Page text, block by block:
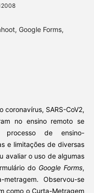
Google Forms,
coronavírus, SARS-CoV2,
no ensino remoto se
de ensino-
e limitações de diversas
avaliar o uso de algumas
do Google Forms,
metragem. Observou-se
como o Curta-Metragem